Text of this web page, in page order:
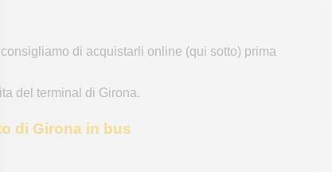
di acquistarli online (qui sotto) prima
del terminal di Girona.
di Girona in bus